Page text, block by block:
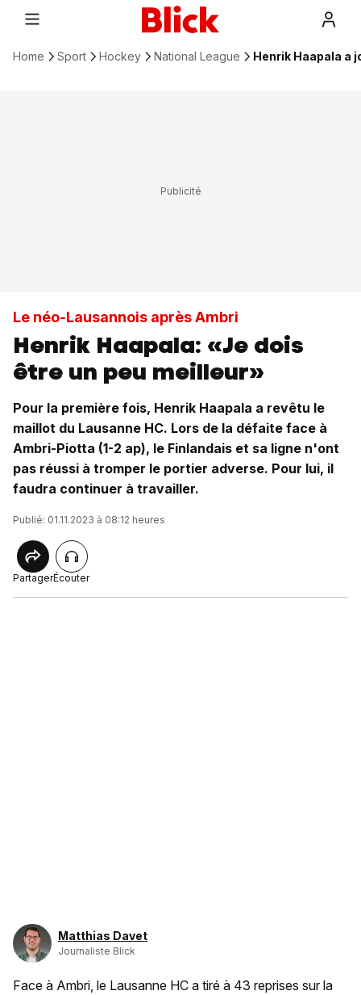
Home Sport Hockey National League Henrik Haapala a
Le néo-Lausannois après Ambri
Henrik Haapala: «Je dois
être un peu meilleur»
Pour la première fois, Henrik Haapala a revêtu le
maillot du Lausanne HC. Lors de la défaite face à
Ambri-Piotta (1-2 ap), le Finlandais et sa ligne n'ont
pas réussi à tromper le portier adverse. Pour lui, il
faudra continuer à travailler.
Publié: 01.11.2023 à 08:12 heures
PartagerÉcouter
Matthias Davet
Journaliste Blick
Face à Ambri, le Lausanne HC a tiré à 43 reprises sur la